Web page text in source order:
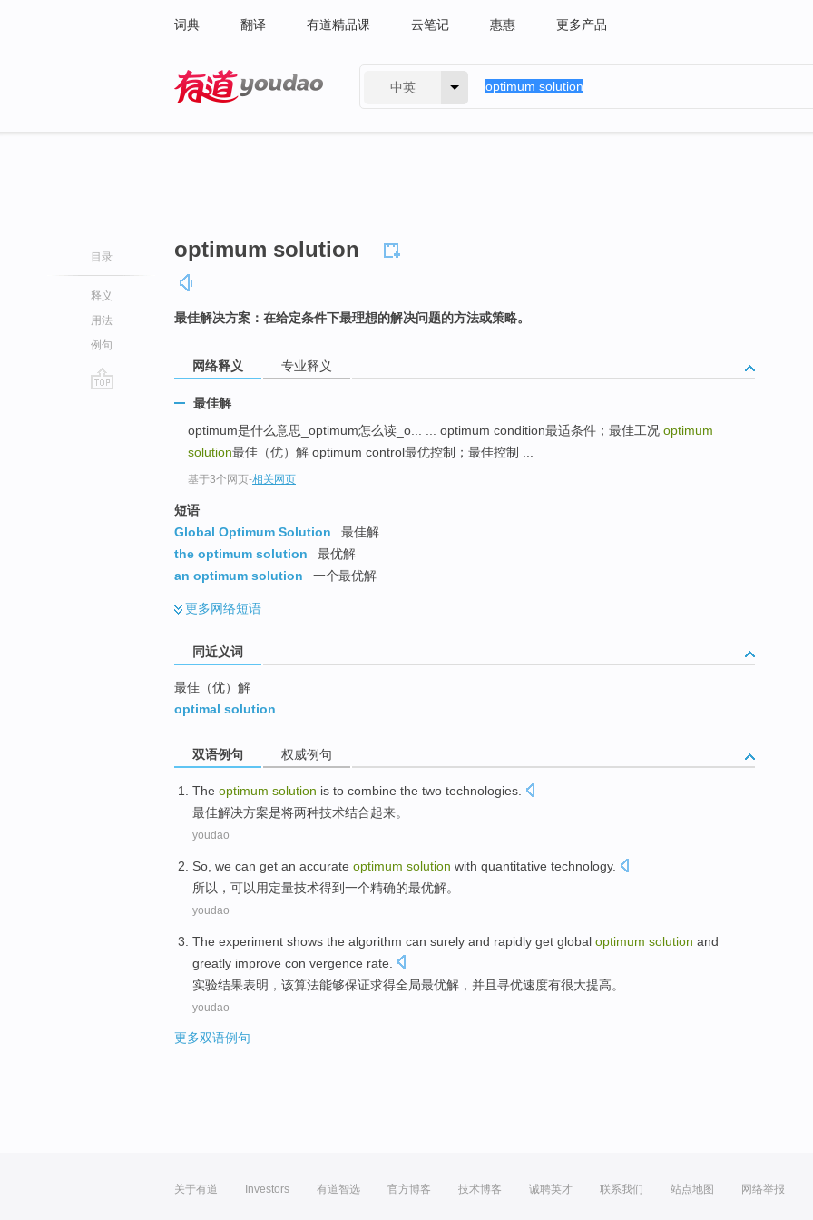
词典 翻译 有道精品课 云笔记 惠惠 更多产品
中英
目录
释义
用法
例句
optimum solution
最佳解决方案：在给定条件下最理想的解决问题的方法或策略。
网络释义 专业释义
最佳解
optimum是什么意思_optimum怎么读_o... ... optimum condition最适条件；最佳工况 optimum
solution最佳（优）解 optimum control最优控制；最佳控制 ...
基于3个网页-相关网页
短语
Global Optimum Solution
最佳解
the optimum solution
最优解
an optimum solution
一个最优解
更多网络短语
同近义词
最佳（优）解
optimal solution
双语例句 权威例句
The optimum solution is to combine the two technologies
最佳解决方案是将两种技术结合起来。
youdao
So we can get an accurate optimum solution with quantitative technology.
所以 ， 可以 用定量技术得到一个精确的最优解。
youdao
The experiment shows the algorithm can surely and rapidly get global optimum solution and
greatly improve con vergence rate
实验结果表明 ， 该算法能够保证求得全局最优解 ， 并且 寻优速度有很大提高。
youdao
更多双语例句
关于有道 Investors 有道智选 官方博客 技术博客 诚聘英才 联系我们 站点地图 网络举报